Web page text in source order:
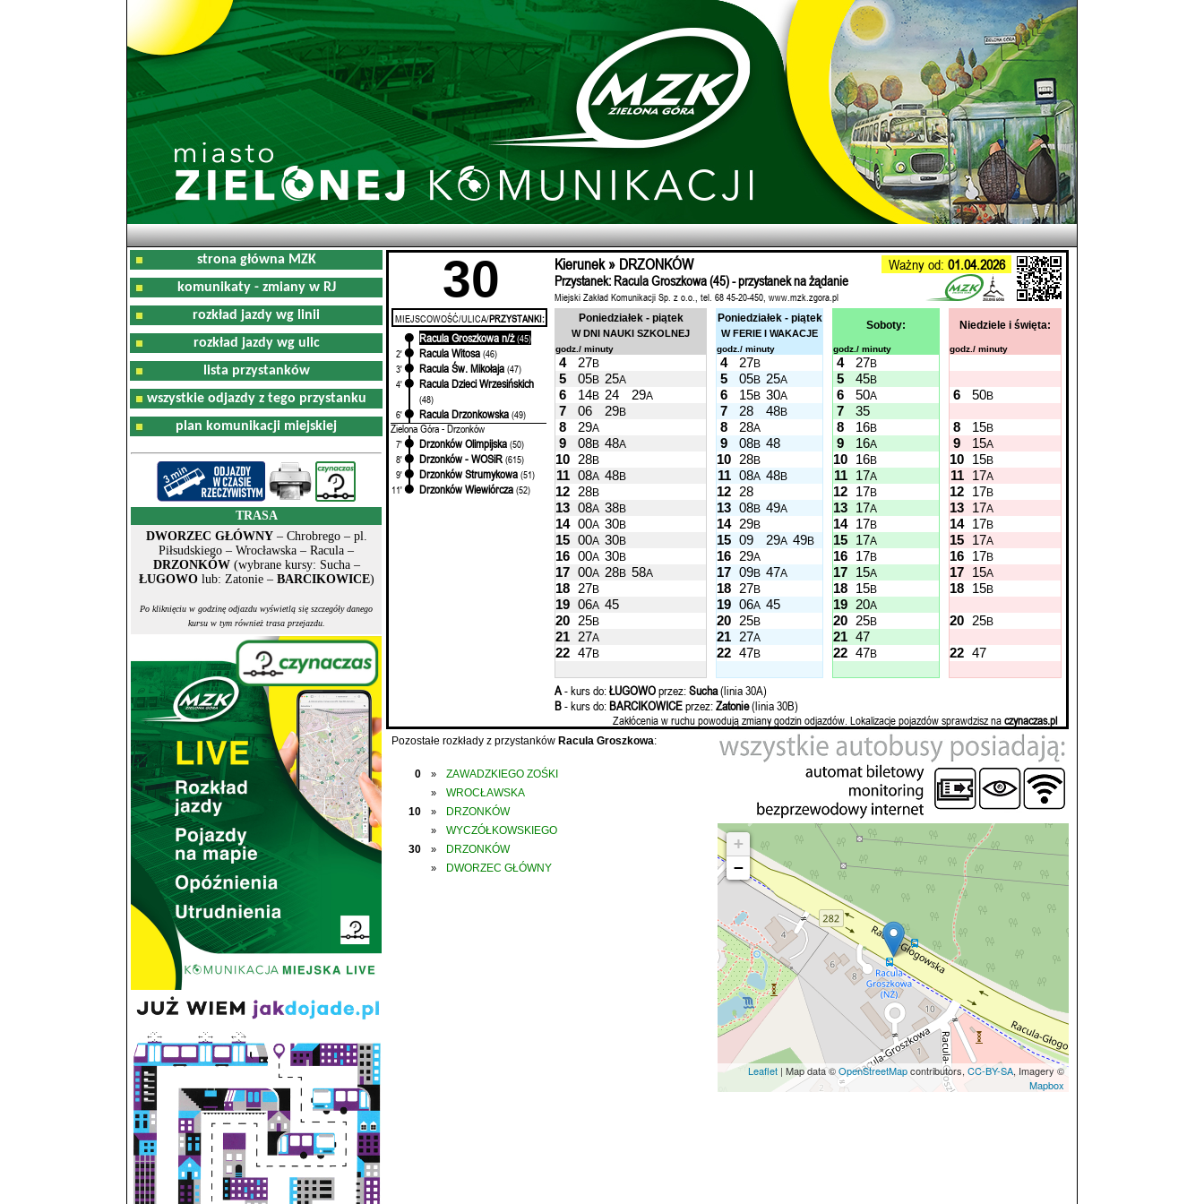
strona główna MZK
komunikaty - zmiany w RJ
rozkład jazdy wg linii
rozkład jazdy wg ulic
lista przystanków
wszystkie odjazdy z tego przystanku
plan komunikacji miejskiej
TRASA
DWORZEC GŁÓWNY– Chrobrego – pl.
Piłsudskiego – Wrocławska – Racula –
DRZONKÓW(wybrane kursy: Sucha –
ŁUGOWOlub: Zatonie – BARCIKOWICE)
Po kliknięciu w godzinę odjazdu wyświetlą się szczegóły danego
kursu w tym również trasa przejazdu.
30 Kierunek » DRZONKÓW Ważny od: 01.04.2026
Przystanek: Racula Groszkowa (45) - przystanek na żądanie
Miejski Zakład Komunikacji Sp. z o.o., tel. 68 45-20-450, www.mzk.zgora.pl
MIEJSCOWOŚĆ/ULICA/PRZYSTANKI:
Racula Groszkowa n/ż (45)
2'
Racula Witosa (46)
3'
Racula Św. Mikołaja (47)
4'
Racula Dzieci Wrzesińskich
(48)
6'
Racula Drzonkowska (49)
Zielona Góra - Drzonków
7' Drzonków Olimpijska (50)
8'
Drzonków - WOSiR (615)
9'
Drzonków Strumykowa (51)
11'
Drzonków Wiewiórcza (52)
Poniedziałek - piątek
W DNI NAUKI SZKOLNEJ
Poniedziałek - piątek
W FERIE I WAKACJE
Soboty: Niedziele i święta:
godz./ minuty godz./ minuty godz./ minuty godz./ minuty
4 27B 4 27B 4 27B
5 05B 25A 5 05B 25A 5 45B
6 14B 24 29A 6 15B 30A 6 50A 6 50B
7 06 29B 7 28 48B 7
35
8
29A 8 28A 8 16B 8 15B
9 08B 48A 9 08B 48 9 16A 9 15A
10 28B 10 28B 10 16B 10 15B
11 08A 48B 11 08A 48B 11 17A 11 17A
12 28B 12 28 12 17B 12 17B
13 08A 38B 13 08B 49A 13 17A 13 17A
14 00A 30B 14 29B 14 17B 14 17B
15 00A 30B 15 09 29A 49B 15 17A 15 17A
16 00A 30B 16 29A 16 17B 16 17B
17 00A 28B 58A 17 09B 47A 17 15A 17 15A
18 27B 18 27B 18 15B 18 15B
19 06A 45 19 06A 45 19 20A
20 25B 20 25B 20 25B 20 25B
21 27A 21 27A 21 47
22 47B 22 47B 22 47B 22 47
A- kurs do:ŁUGOWOprzez:Sucha(linia 30A)
B- kurs do:BARCIKOWICEprzez:Zatonie(linia 30B)
Zakłócenia w ruchu powodują zmiany godzin odjazdów. Lokalizacje pojazdów sprawdzisz naczynaczas.pl
Pozostałe rozkłady z przystanków Racula Groszkowa:
0 » ZAWADZKIEGO ZOŚKI
»
WROCŁAWSKA
10
» DRZONKÓW
»
WYCZÓŁKOWSKIEGO
30
» DRZONKÓW
» DWORZEC GŁÓWNY
+
−
Leaflet | Map data ©OpenStreetMapcontributors, CC-BY-SA, Imagery ©
Mapbox